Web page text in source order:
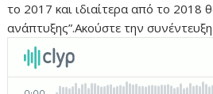
το 2017 και ιδιαίτερα από το 2018
ανάπτυξης”.Ακούστε την συνέντευξη